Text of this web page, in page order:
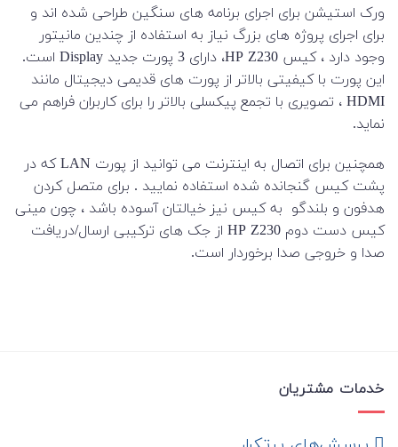
ورک استیشن برای اجرای برنامه های سنگین طراحی شده اند و
برای اجرای پروژه های بزرگ نیاز به استفاده از چندین مانیتور
وجود دارد ، کیس HP Z230، دارای 3 پورت جدید Display است.
این پورت با کیفیتی بالاتر از پورت های قدیمی دیجیتال مانند
HDMI ، تصویری با تجمع پیکسلی بالاتر را برای کاربران فراهم می
نماید.
همچنین برای اتصال به اینترنت می توانید از پورت LAN که در
پشت کیس گنجانده شده استفاده نمایید . برای متصل کردن
هدفون و بلندگو به کیس نیز خیالتان آسوده باشد ، چون مینی
کیس دست دوم HP Z230 از جک های ترکیبی ارسال/دریافت
صدا و خروجی صدا برخوردار است.
خدمات مشتریان